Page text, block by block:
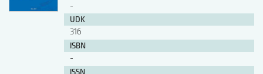
-
UDK
316
ISBN
-
ISSN